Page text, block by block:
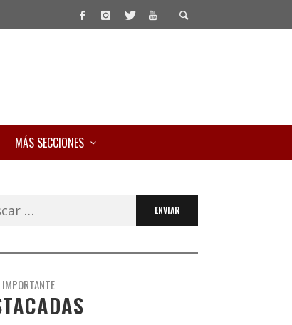
MÁS SECCIONES